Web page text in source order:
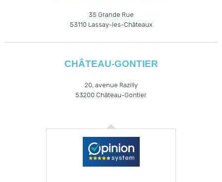
35 Grande Rue
53110 Lassay-les-Châteaux
CHÂTEAU-GONTIER
20, avenue Razilly
53200 Château-Gontier